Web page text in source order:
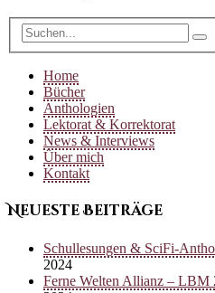
Home
Bücher
Anthologien
Lektorat & Korrektorat
News & Interviews
Über mich
Kontakt
Neueste Beiträge
Schullesungen & SciFi-
2024
Ferne Welten Allianz – LBM